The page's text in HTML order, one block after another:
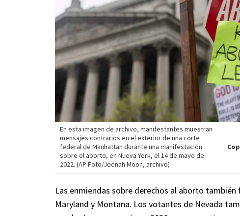
En esta imagen de archivo, manifestantes muestran
mensajes contrarios en el exterior de una corte
federal de Manhattan durante una manifestación
sobre el aborto, en Nueva York, el 14 de mayo de
2022. (AP Foto/Jeenah Moon, archivo)
Las enmiendas sobre derechos al aborto
Maryland y Montana. Los votantes de Nevada